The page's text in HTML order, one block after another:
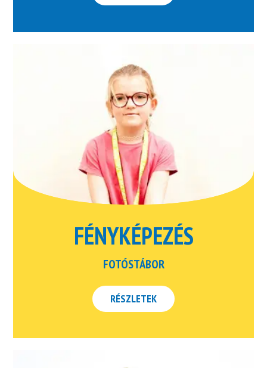
FÉNYKÉPEZÉS
FOTÓSTÁBOR
RÉSZLETEK